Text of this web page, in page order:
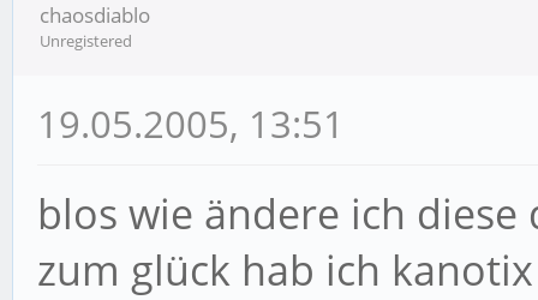
chaosdiablo
Unregistered
19.05.2005, 13:51
blos wie ändere ich diese
zum glück hab ich